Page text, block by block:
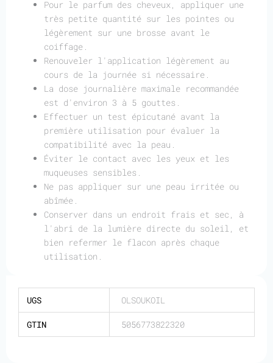
Pour le parfum des cheveux, appliquer une
très petite quantité sur les pointes ou
légèrement sur une brosse avant le
coiffage.
Renouveler l'application légèrement au
cours de la journée si nécessaire.
La dose journalière maximale recommandée
est d'environ 3 à 5 gouttes.
Effectuer un test épicutané avant la
première utilisation pour évaluer la
compatibilité avec la peau.
Éviter le contact avec les yeux et les
muqueuses sensibles.
Ne pas appliquer sur une peau irritée ou
abîmée.
Conserver dans un endroit frais et sec, à
l'abri de la lumière directe du soleil, et
bien refermer le flacon après chaque
utilisation.
UGS OLSOUKOIL
GTIN 5056773822320